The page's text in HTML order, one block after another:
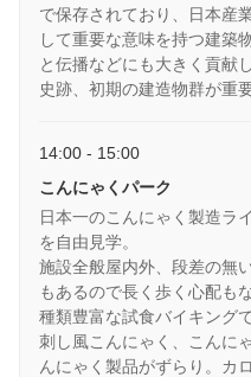
で保存されており、日本産
して重要な意味を持つ建築
と伝播などにも大きく貢献
史跡、初期の建造物群が重
14:00 - 15:00
こんにゃくパーク
日本一のこんにゃく製造ラ
を自由見学。
施設全般屋内外、段差の無
もあるので長く歩く心配も
種類豊富な試食バイキング
刺し風こんにゃく、こんに
んにゃく製品がずらり。カ